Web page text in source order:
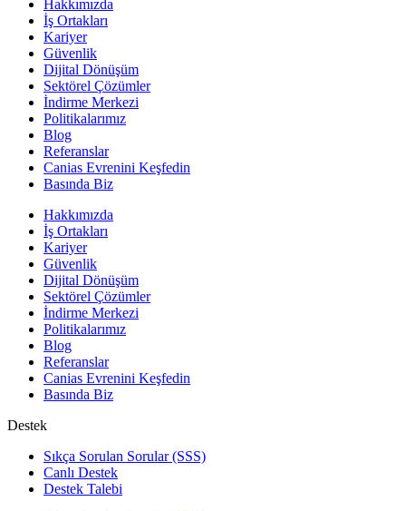
Hakkımızda
İş Ortakları
Kariyer
Güvenlik
Dijital Dönüşüm
Sektörel Çözümler
İndirme Merkezi
Politikalarımız
Blog
Referanslar
Canias Evrenini Keşfedin
Basında Biz
Hakkımızda
İş Ortakları
Kariyer
Güvenlik
Dijital Dönüşüm
Sektörel Çözümler
İndirme Merkezi
Politikalarımız
Blog
Referanslar
Canias Evrenini Keşfedin
Basında Biz
Destek
Sıkça Sorulan Sorular (SSS)
Canlı Destek
Destek Talebi